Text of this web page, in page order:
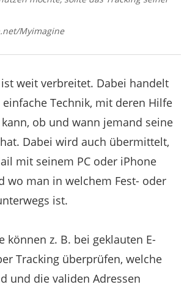
Myimagine
weit verbreitet. Dabei handelt
Technik, mit deren Hilfe
ob und wann jemand seine
Dabei wird auch übermittelt,
mit seinem PC oder iPhone
wo man in welchem Fest- oder
ist.
können z. B. bei geklauten E-
Tracking überprüfen, welche
und die validen Adressen